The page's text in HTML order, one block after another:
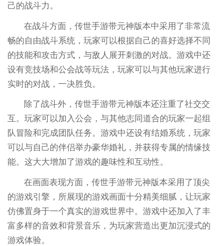
己的战斗力。
在战斗方面，传世手游带元神版本中采用了非常流
畅的自由战斗系统，玩家可以根据自己的喜好选择不同
的技能和攻击方式，与敌人展开刺激的对战。游戏中还
设有竞技场和公会战等玩法，玩家可以与其他玩家进行
实时的对战，一决胜负。
除了战斗外，传世手游带元神版本还注重了社交交
互。玩家可以加入公会，与其他志同道合的玩家一起组
队冒险和完成团队任务。游戏中还设有结婚系统，玩家
可以与自己的伴侣举办豪华婚礼，并获得专属的情缘技
能。这大大增加了游戏的趣味性和互动性。
在画面表现方面，传世手游带元神版本采用了顶尖
的游戏引擎，所展现的游戏画面十分精美细腻，让玩家
仿佛置身于一个真实的游戏世界中。游戏中还加入了丰
富多样的音效和背景音乐，为玩家营造出更加沉浸式的
游戏体验。